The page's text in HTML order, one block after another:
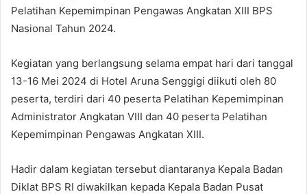
Pelatihan Kepemimpinan Pengawas Angkatan XIII BPS
Nasional Tahun 2024.
Kegiatan yang berlangsung selama empat hari dari tanggal
13-16 Mei 2024 di Hotel Aruna Senggigi diikuti oleh 80
peserta, terdiri dari 40 peserta Pelatihan Kepemimpinan
Administrator Angkatan VIII dan 40 peserta Pelatihan
Kepemimpinan Pengawas Angkatan XIII.
Hadir dalam kegiatan tersebut diantaranya Kepala Badan
Diklat BPS RI diwakilkan kepada Kepala Badan Pusat